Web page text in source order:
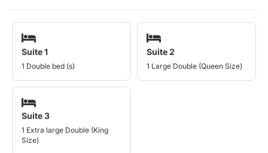
Suite 1
1 Double bed (s)
Suite 2
1 Large Double (Queen Size)
Suite 3
1 Extra large Double (King
Size)